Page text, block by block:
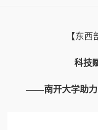
【东西
科技
——南开大学助力